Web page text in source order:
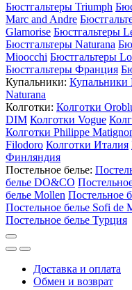
Бюстгальтеры Triumph
Marc and Andre
Glamorise Бюстгальтеры
Бюстгальтеры Naturana
Mioocchi Бюстгальтеры
Бюстгальтеры Франция
Купальники: Купальники
Naturana
Колготки: Колготки
DIM Колготки Vogue
Колготки Philippe
Filodoro Колготки Италия
Финляндия
Постельное белье:
белье DO&CO
белье Mollen Постельное
Постельное белье Sofi de
Постельное белье Турция
Доставка и оплата
Обмен и возврат